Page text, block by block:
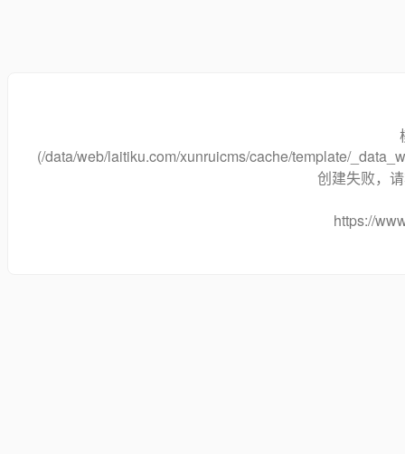
(/data/web/laitiku.com/xunruicms/cache/template/
创建失败，
https://